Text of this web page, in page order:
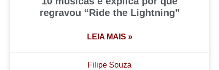
regravou “Ride the Lightning”
LEIA MAIS »
Filipe Souza